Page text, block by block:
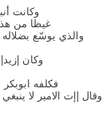
وكانت
غيظا من
والذي يوسّع
وكان
فكلفه
وقال |إت الامير لا